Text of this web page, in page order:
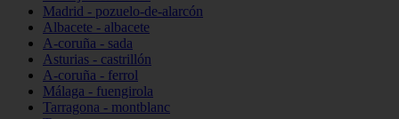
Madrid - pozuelo-de-alarcón
Albacete - albacete
A-coruña - sada
Asturias - castrillón
A-coruña - ferrol
Málaga - fuengirola
Tarragona - montblanc